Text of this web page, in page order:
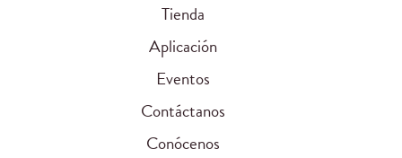
Tienda
Aplicación
Eventos
Contáctanos
Conócenos